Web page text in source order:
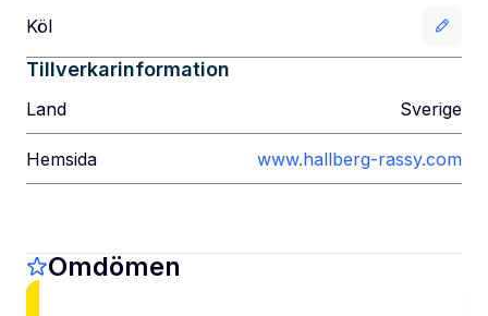
Köl
Tillverkarinformation
Land Sverige
Hemsida www.hallberg-rassy.com
Omdömen